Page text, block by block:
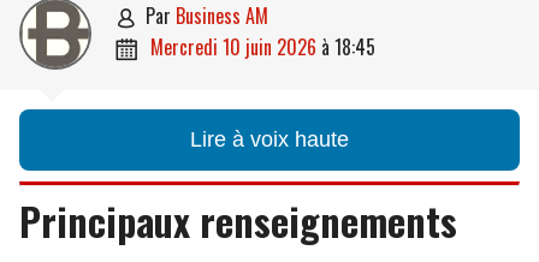
 par Business AM
 mercredi 10 juin 2026 à 18:45
Lire à voix haute
Principaux renseignements